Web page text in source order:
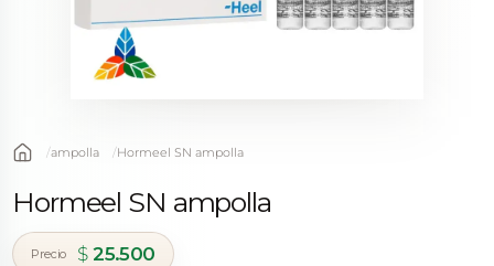
ampolla Hormeel SN ampolla
Hormeel SN ampolla
$25.500